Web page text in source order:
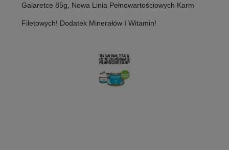
Galaretce 85g, Nowa Linia Pełnowartościowych Karm
Filetowych! Dodatek Minerałów I Witamin!